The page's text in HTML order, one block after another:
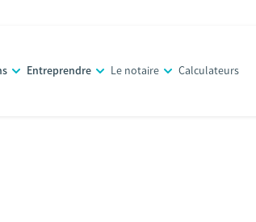
Entreprendre Le notaire Calculateurs